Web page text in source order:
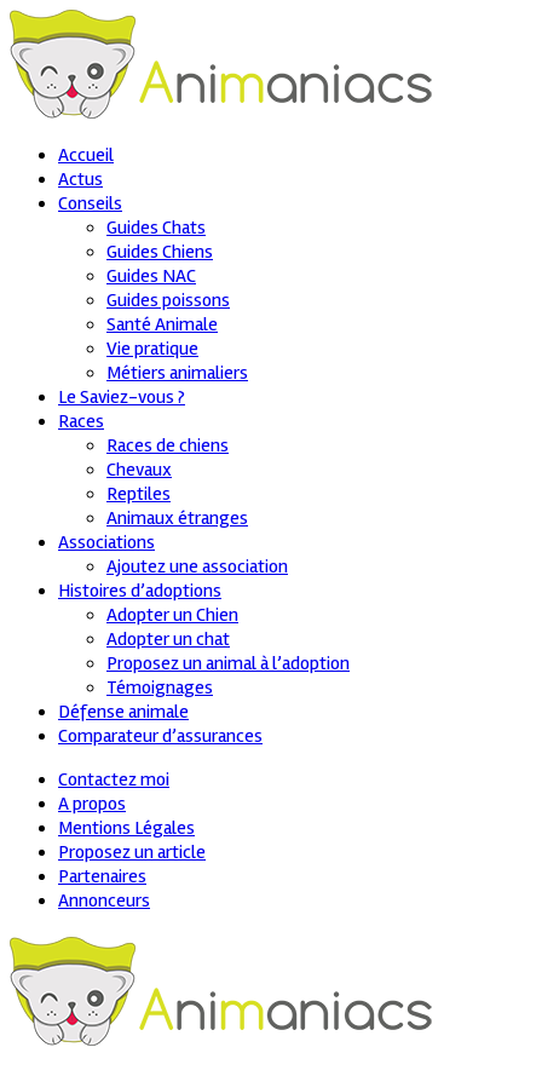
Accueil
Actus
Conseils
Guides Chats
Guides Chiens
Guides NAC
Guides poissons
Santé Animale
Vie pratique
Métiers animaliers
Le Saviez-vous ?
Races
Races de chiens
Chevaux
Reptiles
Animaux étranges
Associations
Ajoutez une association
Histoires d’adoptions
Adopter un Chien
Adopter un chat
Proposez un animal à l’adoption
Témoignages
Défense animale
Comparateur d’assurances
Contactez moi
A propos
Mentions Légales
Proposez un article
Partenaires
Annonceurs